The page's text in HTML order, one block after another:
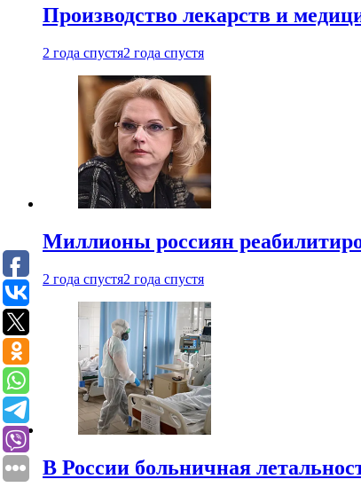
Производство лекарств и
2 года спустя2 года спустя
Миллионы россиян
2 года спустя2 года спустя
В России больничная